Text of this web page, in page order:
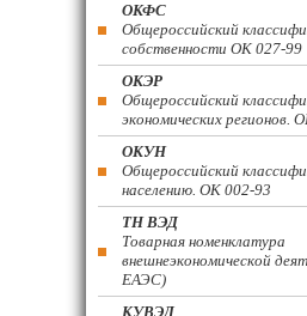
ОКФС
Общероссийский
собственности ОК 027-99
ОКЭР
Общероссийский
экономических регионов.
ОКУН
Общероссийский
населению. ОК 002-93
ТН ВЭД
Товарная номенклатура
внешнеэкономической
ЕАЭС)
КУВЭД